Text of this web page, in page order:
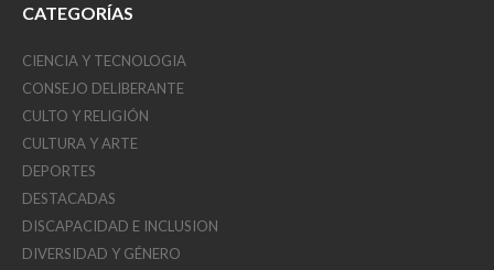
CATEGORÍAS
CIENCIA Y TECNOLOGIA
CONSEJO DELIBERANTE
CULTO Y RELIGIÓN
CULTURA Y ARTE
DEPORTES
DESTACADAS
DISCAPACIDAD E INCLUSION
DIVERSIDAD Y GÉNERO